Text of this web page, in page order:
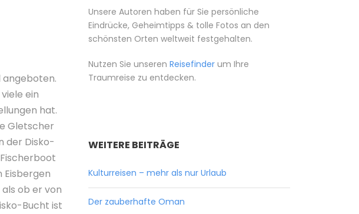
angeboten.
ein
hat.
Gletscher
der Disko-
ob er von
Bucht ist
Unsere Autoren haben für Sie persönliche
Eindrücke, Geheimtipps & tolle Fotos an den
schönsten Orten weltweit festgehalten.
Nutzen Sie unseren Reisefinderum Ihre
Traumreise zu entdecken.
WEITERE BEITRÄGE
Kulturreisen – mehr als nur Urlaub
Der zauberhafte Oman